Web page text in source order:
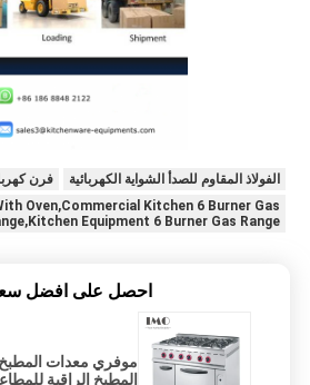
الفولاذ المقاوم للصدأ الشواية الكهربائية
فرن
Oven,Commercial Kitchen 6 Burner Gas
Equipment 6 Burner Gas Range
احصل على افضل
موفري معدات المطبخ
المطبخ الراقية